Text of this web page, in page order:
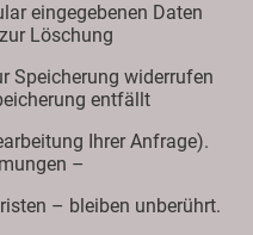
eingegebenen Daten
Löschung
Speicherung widerrufen
entfällt
Ihrer Anfrage).
–
– bleiben unberührt.